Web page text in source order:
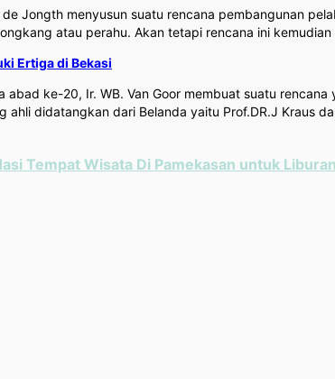
de Jongth menyusun suatu rencana pembangunan
atau perahu. Akan tetapi rencana ini
Ertiga di Bekasi
abad ke-20, Ir. WB. Van Goor membuat suatu
ahli didatangkan dari Belanda yaitu Prof.DR.J Kraus
Tempat Wisata Di Pamekasan untuk